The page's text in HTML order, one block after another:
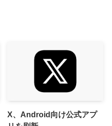
X、Android向け公式アプ